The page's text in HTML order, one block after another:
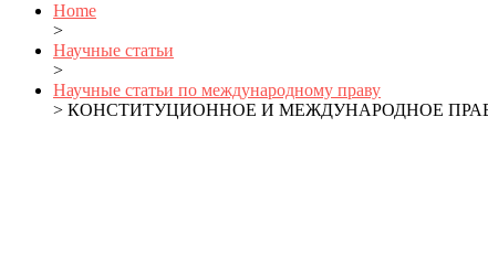
Home
>
Научные статьи
>
Научные статьи по международному праву
> КОНСТИТУЦИОННОЕ И МЕЖДУНАРОДНОЕ